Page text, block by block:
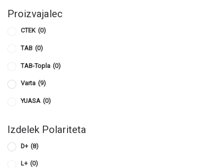
Proizvajalec
CTEK (0)
TAB (0)
TAB-Topla (0)
Varta (9)
YUASA (0)
Izdelek Polariteta
D+ (8)
L+ (0)